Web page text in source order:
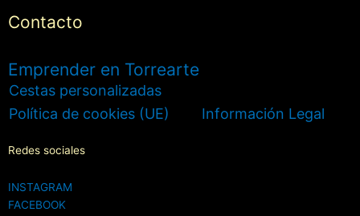
Contacto
Emprender en Torrearte
Cestas personalizadas
Política de cookies (UE)
Información Legal
Redes sociales
INSTAGRAM
FACEBOOK